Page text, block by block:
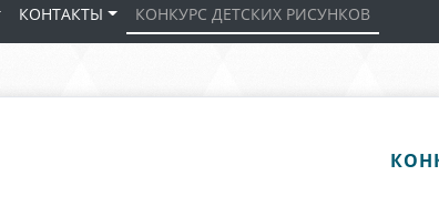
КОНТАКТЫ КОНКУРС ДЕТСКИХ РИСУНКОВ